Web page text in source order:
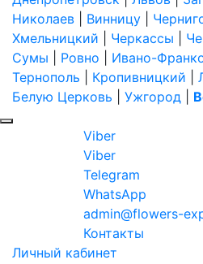
Николаев
Винницу
Хмельницкий
Черкассы
Сумы
Ровно Ивано-
Тернополь
Кропивницкий
Белую Церковь
Ужгород
Viber
Viber
Telegram
WhatsApp
admin@flowers-
Контакты
Личный кабинет